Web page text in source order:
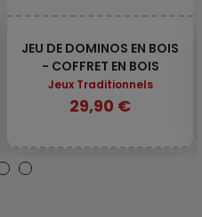
JEU DE DOMINOS EN BOIS
- COFFRET EN BOIS
Jeux Traditionnels
29,90 €